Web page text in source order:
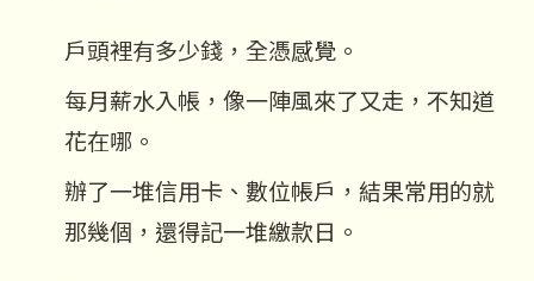
戶頭裡有多少錢，全憑感覺。
每月薪水入帳，像一陣風來了又走，不知道
花在哪。
辦了一堆信用卡、數位帳戶，結果常用的就
那幾個，還得記一堆繳款日。